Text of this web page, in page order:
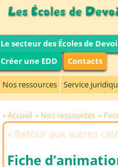
Le secteur des Écoles de
Créer une EDD
Contacts
Nos ressources Service
Accueil Nos ressources
Retour aux autres
Fiche